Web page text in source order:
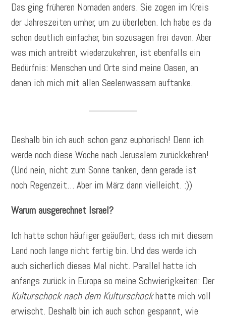
Das ging früheren Nomaden anders. Sie zogen im Kreis
der Jahreszeiten umher, um zu überleben. Ich habe es da
schon deutlich einfacher, bin sozusagen frei davon. Aber
was mich antreibt wiederzukehren, ist ebenfalls ein
Bedürfnis: Menschen und Orte sind meine Oasen, an
denen ich mich mit allen Seelenwassern auftanke.
Deshalb bin ich auch schon ganz euphorisch! Denn ich
werde noch diese Woche nach Jerusalem zurückkehren!
(Und nein, nicht zum Sonne tanken, denn gerade ist
noch Regenzeit… Aber im März dann vielleicht. :))
Warum ausgerechnet Israel?
Ich hatte schon häufiger geäußert, dass ich mit diesem
Land noch lange nicht fertig bin. Und das werde ich
auch sicherlich dieses Mal nicht. Parallel hatte ich
anfangs zurück in Europa so meine Schwierigkeiten: Der
Kulturschock nach dem Kulturschockhatte mich voll
erwischt. Deshalb bin ich auch schon gespannt, wie